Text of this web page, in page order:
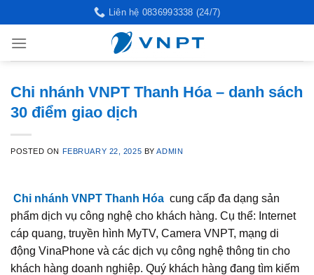
to
content
Liên hệ 0836993338 (24/7)
Chi nhánh VNPT Thanh Hóa – danh sách
30 điểm giao dịch
POSTED ON FEBRUARY 22, 2025 BYADMIN
Chi nhánh VNPT Thanh Hóa cung cấp đa dạng sản
phẩm dịch vụ công nghệ cho khách hàng. Cụ thể: Internet
cáp quang, truyền hình MyTV, Camera VNPT, mạng di
động VinaPhone và các dịch vụ công nghệ thông tin cho
khách hàng doanh nghiệp. Quý khách hàng đang tìm kiếm